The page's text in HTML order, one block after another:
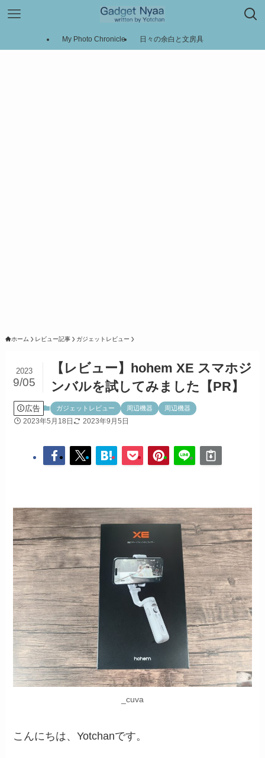
My Photo Chronicle 日々の余白と文房具
ホーム レビュー記事 ガジェットレビュー
【レビュー】hohem XE スマホジ
ンバルを試してみました【PR】
2023
9/05
広告 ガジェットレビュー 周辺機器 周辺機器
2023年5月18日 2023年9月5日
_cuva
こんにちは、Yotchanです。